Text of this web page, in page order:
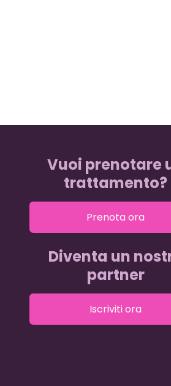
Vuoi prenotare
trattamento?
Prenota ora
Diventa un
partner
Iscriviti ora